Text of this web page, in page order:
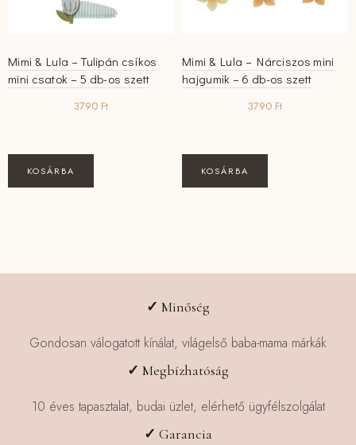
Mimi & Lula – Tulipán csíkos
mini csatok – 5 db-os szett
3790 Ft
KOSÁRBA
Mimi & Lula – Nárciszos mini
hajgumik – 6 db-os szett
3790 Ft
KOSÁRBA
✓ Minőség
Gondosan válogatott kínálat, világelső baba-mama márkák
✓ Megbízhatóság
10 éves tapasztalat, budai üzlet, elérhető ügyfélszolgálat
✓ Garancia